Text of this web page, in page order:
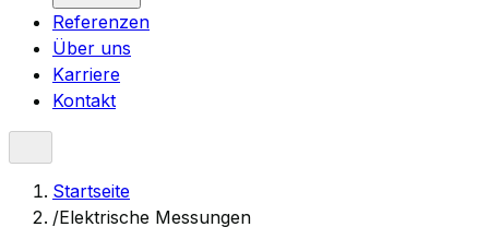
Referenzen
Über uns
Karriere
Kontakt
Startseite
/Elektrische Messungen